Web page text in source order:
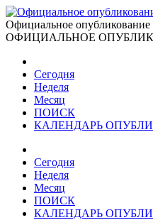
Официальное опубликование
ОФИЦИАЛЬНОЕ
Сегодня
Неделя
Месяц
ПОИСК
КАЛЕНДАРЬ
Сегодня
Неделя
Месяц
ПОИСК
КАЛЕНДАРЬ